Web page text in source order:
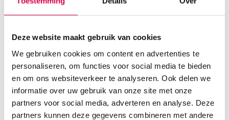
Deze website maakt gebruik van cookies
We gebruiken cookies om content en advertenties te
personaliseren, om functies voor social media te bieden
en om ons websiteverkeer te analyseren. Ook delen we
informatie over uw gebruik van onze site met onze
partners voor social media, adverteren en analyse. Deze
partners kunnen deze gegevens combineren met andere
Heine iC1/6 cover voor Apple iPhone 6/6s (1)